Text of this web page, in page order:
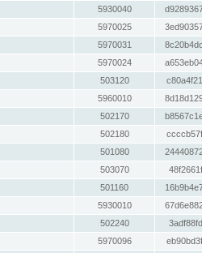
5930040
5970025
5970031
5970024
503120
5960010
502170
502180
501080
503070
501160
5930010
502240
5970096